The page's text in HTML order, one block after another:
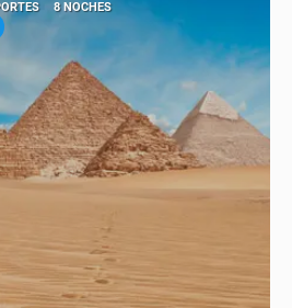
8 NOCHES